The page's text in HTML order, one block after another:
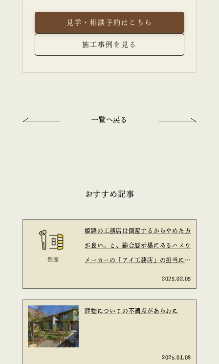
見学・相談予約はこちら
施工事例を見る
一覧へ戻る
おすすめ記事
姫路の工務店は倒産するからやめた方
が良い。と、総合展示場にあるハスウ
メーカーの「アイ工務店」の担当に言
のか？を考えてみた。
2025.02.05
建物についての不満点があらわに
2025.01.08